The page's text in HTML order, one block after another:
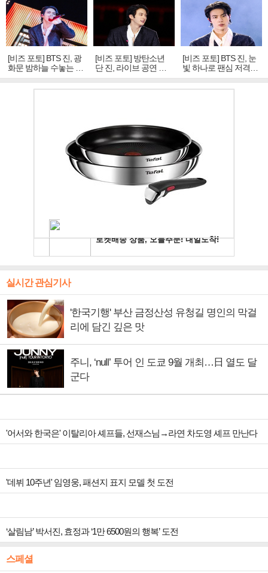
[비즈 포토] BTS 진, 광
화문 밤하늘 수놓는 '비
주얼 킹'의 열창
[비즈 포토] 방탄소년
단 진, 라이브 공연 중
빛나는 독보적 아우라
[비즈 포토] BTS 진, 눈
빛 하나로 팬심 저격…
독보적 카리스마
실시간 관심기사
'한국기행' 부산 금정산성 유청길 명인의 막걸
리에 담긴 깊은 맛
주니, ‘null’ 투어 인 도쿄 9월 개최…日 열도 달
군다
'어서와 한국은' 이탈리아 셰프들, 선재스님→라연 차도영 셰프 만난다
'데뷔 10주년' 임영웅, 패션지 표지 모델 첫 도전
‘살림남’ 박서진, 효정과 ‘1만 6500원의 행복’ 도전
스페셜